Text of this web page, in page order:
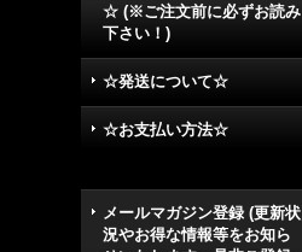
☆ (※ご注文前に必ずお読み
下さい！)
☆発送について☆
☆お支払い方法☆
メールマガジン登録 (更新状
況やお得な情報等をお知ら